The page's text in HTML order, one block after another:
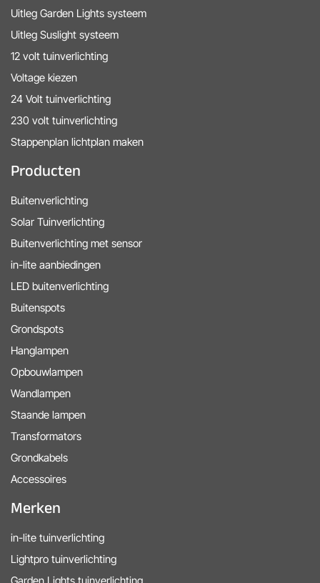
Uitleg Garden Lights systeem
Uitleg Suslight systeem
12 volt tuinverlichting
Voltage kiezen
24 Volt tuinverlichting
230 volt tuinverlichting
Stappenplan lichtplan maken
Producten
Buitenverlichting
Solar Tuinverlichting
Buitenverlichting met sensor
in-lite aanbiedingen
LED buitenverlichting
Buitenspots
Grondspots
Hanglampen
Opbouwlampen
Wandlampen
Staande lampen
Transformators
Grondkabels
Accessoires
Merken
in-lite tuinverlichting
Lightpro tuinverlichting